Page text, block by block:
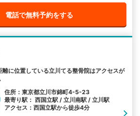
電話で無料予約をする
に位置している立川てる整骨院はアクセスが
住所：東京都立川市錦町4-5-23
最寄り駅： 西国立駅 / 立川南駅 / 立川駅
アクセス：西国立駅から徒歩4分